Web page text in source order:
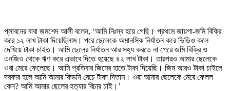
প্লাবনের বাবা জমশেদ আলী বলেন, ‘আমি নিঃস্ব হয়ে গেছি। প্রথমে জায়গা-জমি বিক্রি
করে ১২ লাখ টাকা দিয়েছিলাম। পরে ছেলেকে অমানসিক নির্যাতন করে ভিডিও কলে
দেখিয়ে টাকা চাইত। আমি ছেলের নির্যাতন আর সহ্য করতে না পেরে জমি বিক্রি ও
এনজিও থেকে ঋণ করে এভাবে দিতে হয়েছে ৪২ লাখ টাকা। তারপরও আমার ছেলেকে
ওরা মেরে ফেলেছে। আমি প্রতিবার জিমের হাতে টাকা দিয়েছি। জিম আরও টাকা চাইলে
দরকার হলে আমি আমার কিডনি বেচে টাকা দিতাম। ওরা আমার ছেলেকে মেরে ফেলল
কেন? আমি আমার ছেলের হত্যার বিচার চাই।’